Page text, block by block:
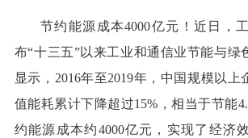
节约能源成本4000亿元！近日，
布“十三五”以来工业和通信业节能与绿
显示，2016年至2019年，中国规模以上
值能耗累计下降超过15%，相当于节能
约能源成本约4000亿元，实现了经济